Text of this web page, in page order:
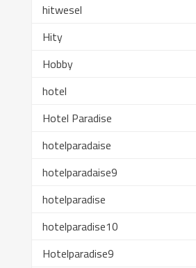
hitwesel
Hity
Hobby
hotel
Hotel Paradise
hotelparadaise
hotelparadaise9
hotelparadise
hotelparadise10
Hotelparadise9